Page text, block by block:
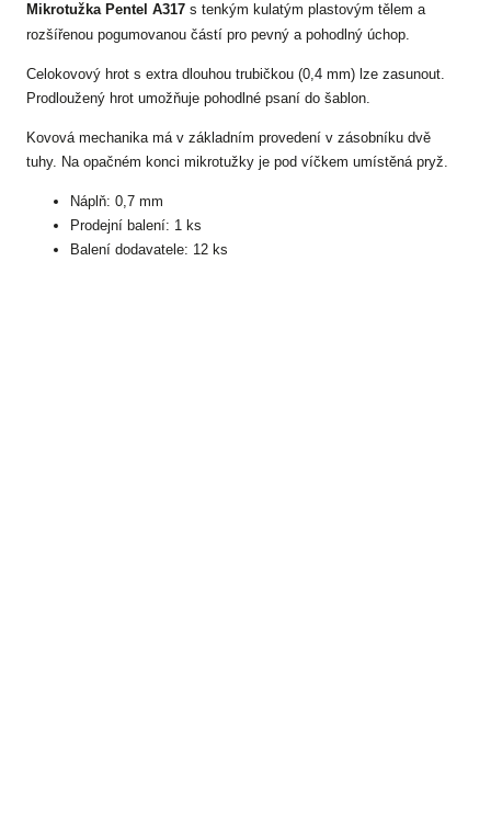
Mikrotužka Pentel A317 s tenkým kulatým plastovým tělem a
rozšířenou pogumovanou částí pro pevný a pohodlný úchop.
Celokovový hrot s extra dlouhou trubičkou (0,4 mm) lze zasunout.
Prodloužený hrot umožňuje pohodlné psaní do šablon.
Kovová mechanika má v základním provedení v zásobníku dvě
tuhy. Na opačném konci mikrotužky je pod víčkem umístěná pryž.
Náplň: 0,7 mm
Prodejní balení: 1 ks
Balení dodavatele: 12 ks